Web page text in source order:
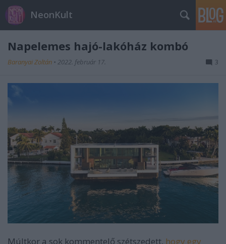
NeonKult
Napelemes hajó-lakóház kombó
Baranyai Zoltán • 2022. február 17. 3
Múltkor a sok kommentelő szétszedett, hogy egy